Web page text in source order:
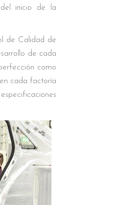
inicio de la
de Calidad de
de cada
como
cada factoría